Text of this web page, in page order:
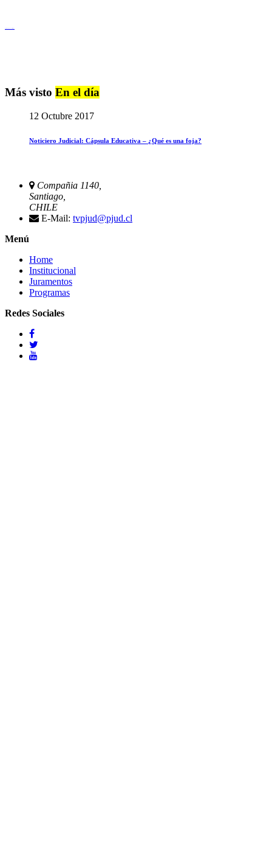
Más visto En el día
12 Octubre 2017
Noticiero Judicial: Cápsula Educativa – ¿Qué es una foja?
Compañia 1140,
Santiago,
CHILE
E-Mail: tvpjud@pjud.cl
Menú
Home
Institucional
Juramentos
Programas
Redes Sociales